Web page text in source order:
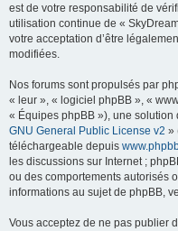
est de votre responsabilité de
utilisation continue de «
votre acceptation d’être
modifiées.
Nos forums sont propulsés par
« leur », « logiciel phpBB », «
« Équipes phpBB »), une solution
GNU General Public License v2 »
téléchargeable depuis
les discussions sur Internet ;
ou des comportements autorisés
informations au sujet de phpBB,
Vous acceptez de ne pas publier